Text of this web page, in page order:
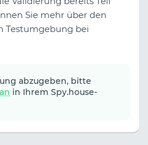
Sie mehr über den
Testumgebung bei
abzugeben, bitte
in Ihrem Spy.house-